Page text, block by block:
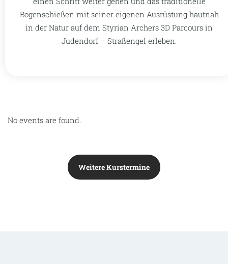
Bogenschießen mit seiner eigenen Ausrüstung hautnah
in der Natur auf dem Styrian Archers 3D Parcours in
Judendorf – Straßengel erleben.
No events are found.
Weitere Kurstermine